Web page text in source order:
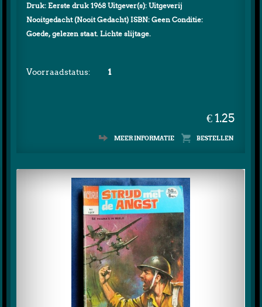
€ 1.25
Druk: Eerste druk 1968 Uitgever(s): Uitgeverij
Nooitgedacht (Nooit Gedacht) ISBN: Geen Conditie:
Goede, gelezen staat. Lichte slijtage.
Voorraadstatus: 1
MEER INFORMATIE